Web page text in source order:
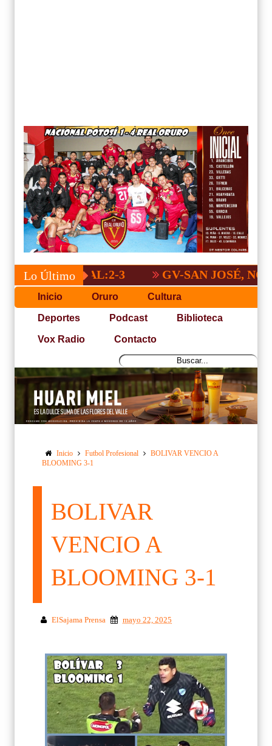
Lo Último GV-SAN JOSÉ, NO PUDO
Inicio Oruro Cultura
Deportes Podcast Biblioteca
Vox Radio Contacto
Inicio Futbol Profesional
BOLIVAR VENCIO A
BLOOMING 3-1
BOLIVAR
VENCIO A
BLOOMING 3-1
ElSajama Prensa mayo 22, 2025